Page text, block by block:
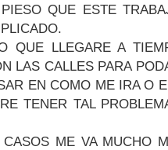
QUE ESTE
QUE LLEGARE A
LAS CALLES PARA
EN COMO ME IRA O
TENER TAL
ME VA MUCHO